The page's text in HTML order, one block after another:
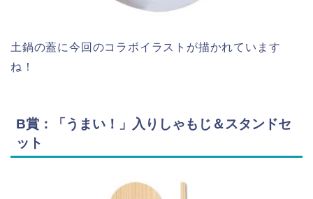
土鍋の蓋に今回のコラボイラストが描かれています
ね！
B賞：「うまい！」入りしゃもじ＆スタンドセ
ット